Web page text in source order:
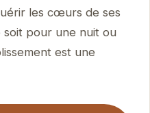
les cœurs de ses
soit pour une nuit ou
est une